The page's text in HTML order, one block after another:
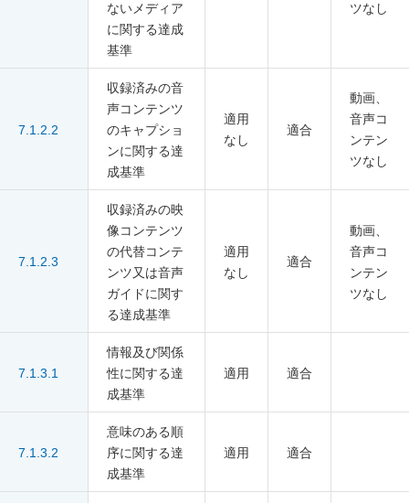
ないメディア
に関する達成
基準
ツなし
7.1.2.2
収録済みの音
声コンテンツ
のキャプショ
ンに関する達
成基準
適用
なし
適合
動画、
音声コ
ンテン
ツなし
7.1.2.3
収録済みの映
像コンテンツ
の代替コンテ
ンツ又は音声
ガイドに関す
る達成基準
適用
なし
適合
動画、
音声コ
ンテン
ツなし
7.1.3.1
情報及び関係
性に関する達
成基準
適用 適合
7.1.3.2
意味のある順
序に関する達
成基準
適用 適合